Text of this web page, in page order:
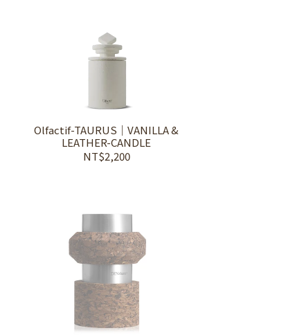
Olfactif-TAURUS｜VANILLA &
LEATHER-CANDLE
NT$2,200